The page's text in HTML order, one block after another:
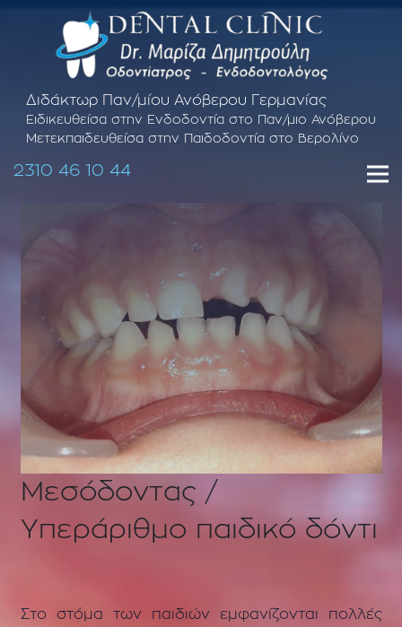
Διδάκτωρ Παν/μίου Ανόβερου Γερμανίας
Ειδικευθείσα στην Ενδοδοντία στο Παν/μιο Ανόβερου
Μετεκπαιδευθείσα στην Παιδοδοντία στο Βερολίνο
2310 46 10 44
Μεσόδοντας /
Υπεράριθμο παιδικό δόντι
Στο στόμα των παιδιών εμφανίζονται πολλές